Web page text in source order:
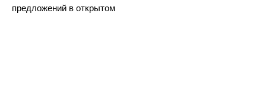
предложений в открытом